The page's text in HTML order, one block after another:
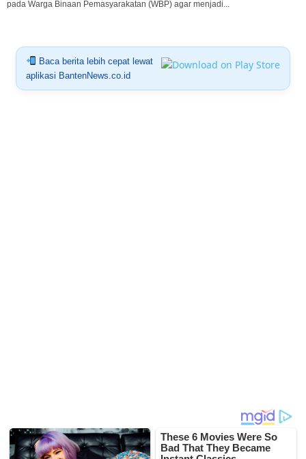
pada Warga Binaan Pemasyarakatan (WBP) agar menjadi...
Baca berita lebih cepat lewat
aplikasi BantenNews.co.id